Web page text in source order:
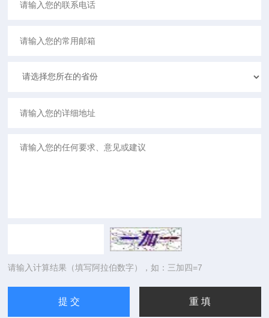
请输入计算结果（填写阿拉伯数字），如：三加四=7